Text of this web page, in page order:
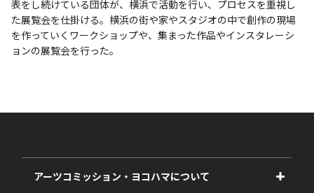
表をし続けている団体が、横浜で活動を行い、プロセスを重視し
た展覧会を仕掛ける。横浜の街や家やスタジオの中で創作の現場
を作っていくワークショップや、集まった作品やインスタレーシ
ョンの展覧会を行った。
アーツコミッション・ヨコハマについて